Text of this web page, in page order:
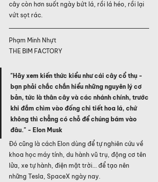
cây còn hơn suốt ngày bứt lá, rồi lá héo, rồi lại
vứt sọt rác.
Phạm Minh Nhựt
THE BIM FACTORY
"Hãy xem kiến thức kiểu như cái cây cổ thụ -
bạn phải chắc chắn hiểu những nguyên lý cơ
bản, tức là thân cây và các nhánh chính, trước
khi đắm chìm vào đống chi tiết hoa lá, chứ
không thì chẳng có chỗ để chúng bám vào
đâu." - Elon Musk
Đó cũng là cách Elon dùng để tự nghiên cứu về
khoa học máy tính, du hành vũ trụ, động cơ tên
lửa, xe tự hành, điện mặt trời... để tạo nên
những Tesla, SpaceX ngày nay.